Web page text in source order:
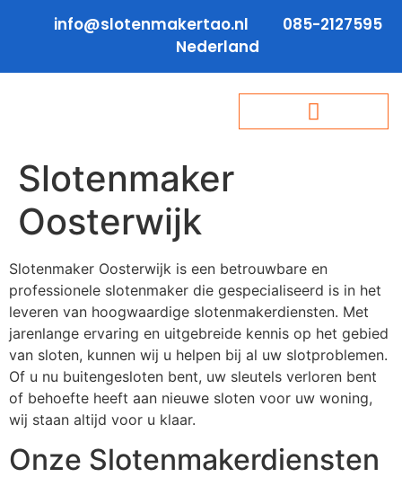
info@slotenmakertao.nl
085-2127595
Nederland
Slotenmaker
Oosterwijk
Slotenmaker Oosterwijk is een betrouwbare en
professionele slotenmaker die gespecialiseerd is in het
leveren van hoogwaardige slotenmakerdiensten. Met
jarenlange ervaring en uitgebreide kennis op het gebied
van sloten, kunnen wij u helpen bij al uw slotproblemen.
Of u nu buitengesloten bent, uw sleutels verloren bent
of behoefte heeft aan nieuwe sloten voor uw woning,
wij staan altijd voor u klaar.
Onze Slotenmakerdiensten